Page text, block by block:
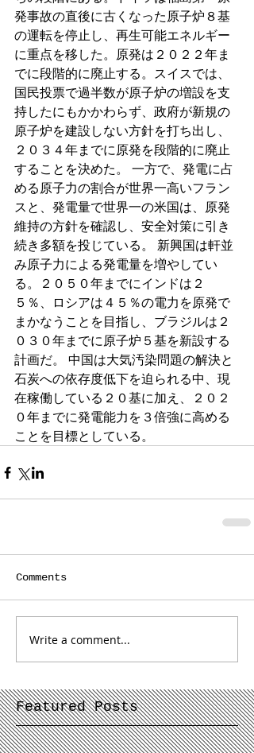
発事故の直後に古くなった原子炉８基
の運転を停止し、再生可能エネルギー
に重点を移した。原発は２０２２年ま
でに段階的に廃止する。スイスでは、
国民投票で過半数が原子炉の増設を支
持したにもかかわらず、政府が新規の
原子炉を建設しない方針を打ち出し、
２０３４年までに原発を段階的に廃止
することを決めた。 一方で、発電に占
める原子力の割合が世界一高いフラン
スと、発電量で世界一の米国は、原発
維持の方針を確認し、安全対策に引き
続き多額を投じている。 新興国は軒並
み原子力による発電量を増やしてい
る。２０５０年までにインドは２
５％、ロシアは４５％の電力を原発で
まかなうことを目指し、ブラジルは２
０３０年までに原子炉５基を新設する
計画だ。 中国は大気汚染問題の解決と
石炭への依存度低下を迫られる中、現
在稼働している２０基に加え、２０２
０年までに発電能力を３倍強に高める
ことを目標としている。
Comments
Write a comment...
Featured Posts